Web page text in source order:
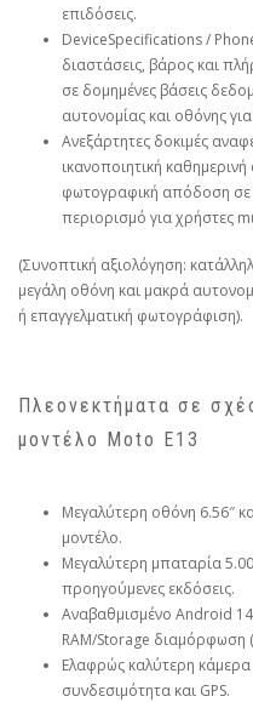
επιδόσεις.
DeviceSpecifications /
διαστάσεις, βάρος και
σε δομημένες βάσεις
αυτονομίας και οθόνης
Ανεξάρτητες δοκιμές
ικανοποιητική
φωτογραφική απόδοση σε
περιορισμό για χρήστες
(Συνοπτική αξιολόγηση:
μεγάλη οθόνη και μακρά
ή επαγγελματική φωτογράφιση).
Πλεονεκτήματα σε
μοντέλο Moto E13
Μεγαλύτερη οθόνη 6.56″
μοντέλο.
Μεγαλύτερη μπαταρία
προηγούμενες εκδόσεις.
Αναβαθμισμένο Android 14
RAM/Storage διαμόρφωση
Ελαφρώς καλύτερη κάμερα
συνδεσιμότητα και GPS.